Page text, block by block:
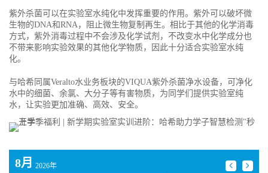
紫外杀菌可以在实验室水纯化中发挥重要的作用。紫外可以破坏微
生物的DNA和RNA，阻止微生物复制再生。相比于其他的化学消毒
方式，紫外消毒过程中不会涉及化学试剂，不改变水中化学成分也
不带来影响实验效果的其他化学物质，因此十分适合实验室水纯
化。
与哈希同属Veralto水业务板块的VIQUA紫外杀菌净水设备，可净化
水中的细菌、余氯、大分子等有害物质，为同学们提供实验室纯
水，让实验更加准确、高效、安全。
8月
2026年